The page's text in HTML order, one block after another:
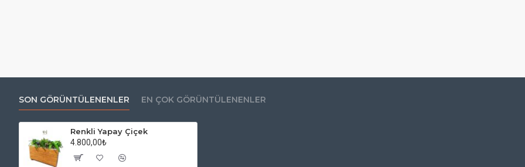
SON GÖRÜNTÜLENENLER EN ÇOK GÖRÜNTÜLENENLER
Renkli Yapay Çiçek
4.800,00₺